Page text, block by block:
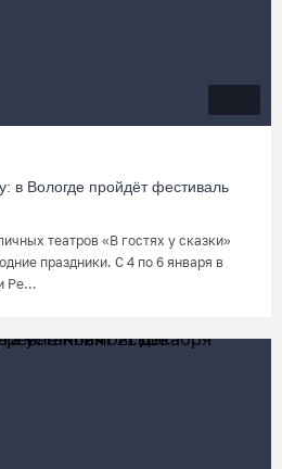
в Вологде пройдёт фестиваль
театров «В гостях у сказки»
праздники. С 4 по 6 января в
Ре...